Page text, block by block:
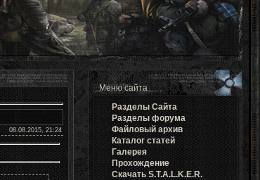
08.08.2015, 21:24
Меню сайта
Разделы Cайта
Разделы форума
Файловый архив
Каталог статей
Галерея
Прохождение
Скачать S.T.A.L.K.E.R.